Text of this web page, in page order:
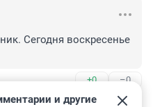
Сегодня воскресенье
+0 –0
и другие